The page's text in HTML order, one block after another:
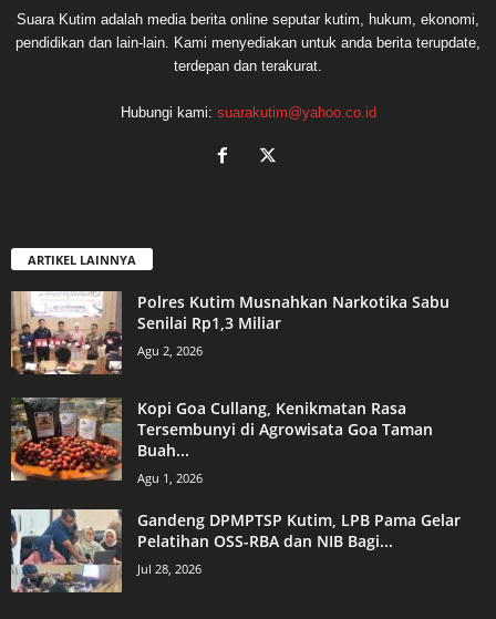
Suara Kutim adalah media berita online seputar kutim, hukum, ekonomi,
pendidikan dan lain-lain. Kami menyediakan untuk anda berita terupdate,
terdepan dan terakurat.
Hubungi kami: suarakutim@yahoo.co.id
ARTIKEL LAINNYA
Polres Kutim Musnahkan Narkotika Sabu
Senilai Rp1,3 Miliar
Agu 2, 2026
Kopi Goa Cullang, Kenikmatan Rasa
Tersembunyi di Agrowisata Goa Taman
Buah...
Agu 1, 2026
Gandeng DPMPTSP Kutim, LPB Pama Gelar
Pelatihan OSS-RBA dan NIB Bagi...
Jul 28, 2026